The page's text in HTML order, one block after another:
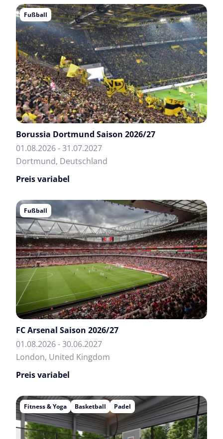
Fußball
Borussia Dortmund Saison 2026/27
01.08.2026 - 31.07.2027
Dortmund, Deutschland
Preis variabel
Fußball
FC Arsenal Saison 2026/27
01.08.2026 - 30.06.2027
London, United Kingdom
Preis variabel
Fitness & Yoga Basketball Padel